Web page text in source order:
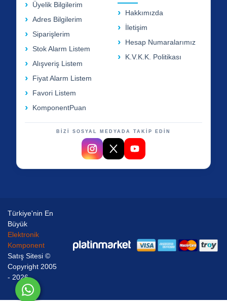
Üyelik Bilgilerim
Adres Bilgilerim
Siparişlerim
Stok Alarm Listem
Alışveriş Listem
Fiyat Alarm Listem
Favori Listem
KomponentPuan
Hakkımızda
İletişim
Hesap Numaralarımız
K.V.K.K. Politikası
BİZİ SOSYAL MEDYADA TAKİP EDİN
Türkiye'nin En
Büyük
Elektronik
Komponent
Satış Sitesi ©
Copyright 2005
- 2026